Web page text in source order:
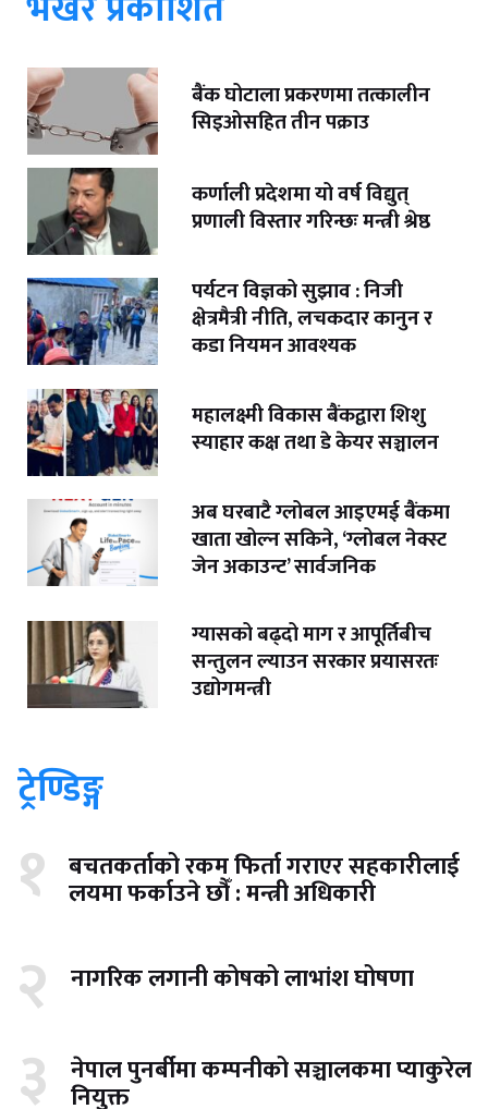
बैंक घोटाला प्रकरणमा तत्कालीन
सिइओसहित तीन पक्राउ
कर्णाली प्रदेशमा यो वर्ष विद्युत्
प्रणाली विस्तार गरिन्छः मन्त्री श्रेष्ठ
पर्यटन विज्ञको सुझाव : निजी
क्षेत्रमैत्री नीति, लचकदार कानुन र
कडा नियमन आवश्यक
महालक्ष्मी विकास बैंकद्वारा शिशु
स्याहार कक्ष तथा डे केयर सञ्चालन
अब घरबाटै ग्लोबल आइएमई बैंकमा
खाता खोल्न सकिने, ‘ग्लोबल नेक्स्ट
जेन अकाउन्ट’ सार्वजनिक
ग्यासको बढ्दो माग र आपूर्तिबीच
सन्तुलन ल्याउन सरकार प्रयासरतः
उद्योगमन्त्री
ट्रेण्डिङ्ग
१ बचतकर्ताको रकम फिर्ता गराएर सहकारीलाई
लयमा फर्काउने छौँ : मन्त्री अधिकारी
२ नागरिक लगानी कोषको लाभांश घोषणा
३ नेपाल पुनर्बीमा कम्पनीको सञ्चालकमा प्याकुरेल
नियुक्त